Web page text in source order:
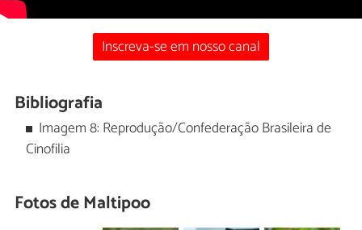
Inscreva-se em nosso canal
Bibliografia
Imagem 8: Reprodução/Confederação Brasileira de
Cinofilia
Fotos de Maltipoo